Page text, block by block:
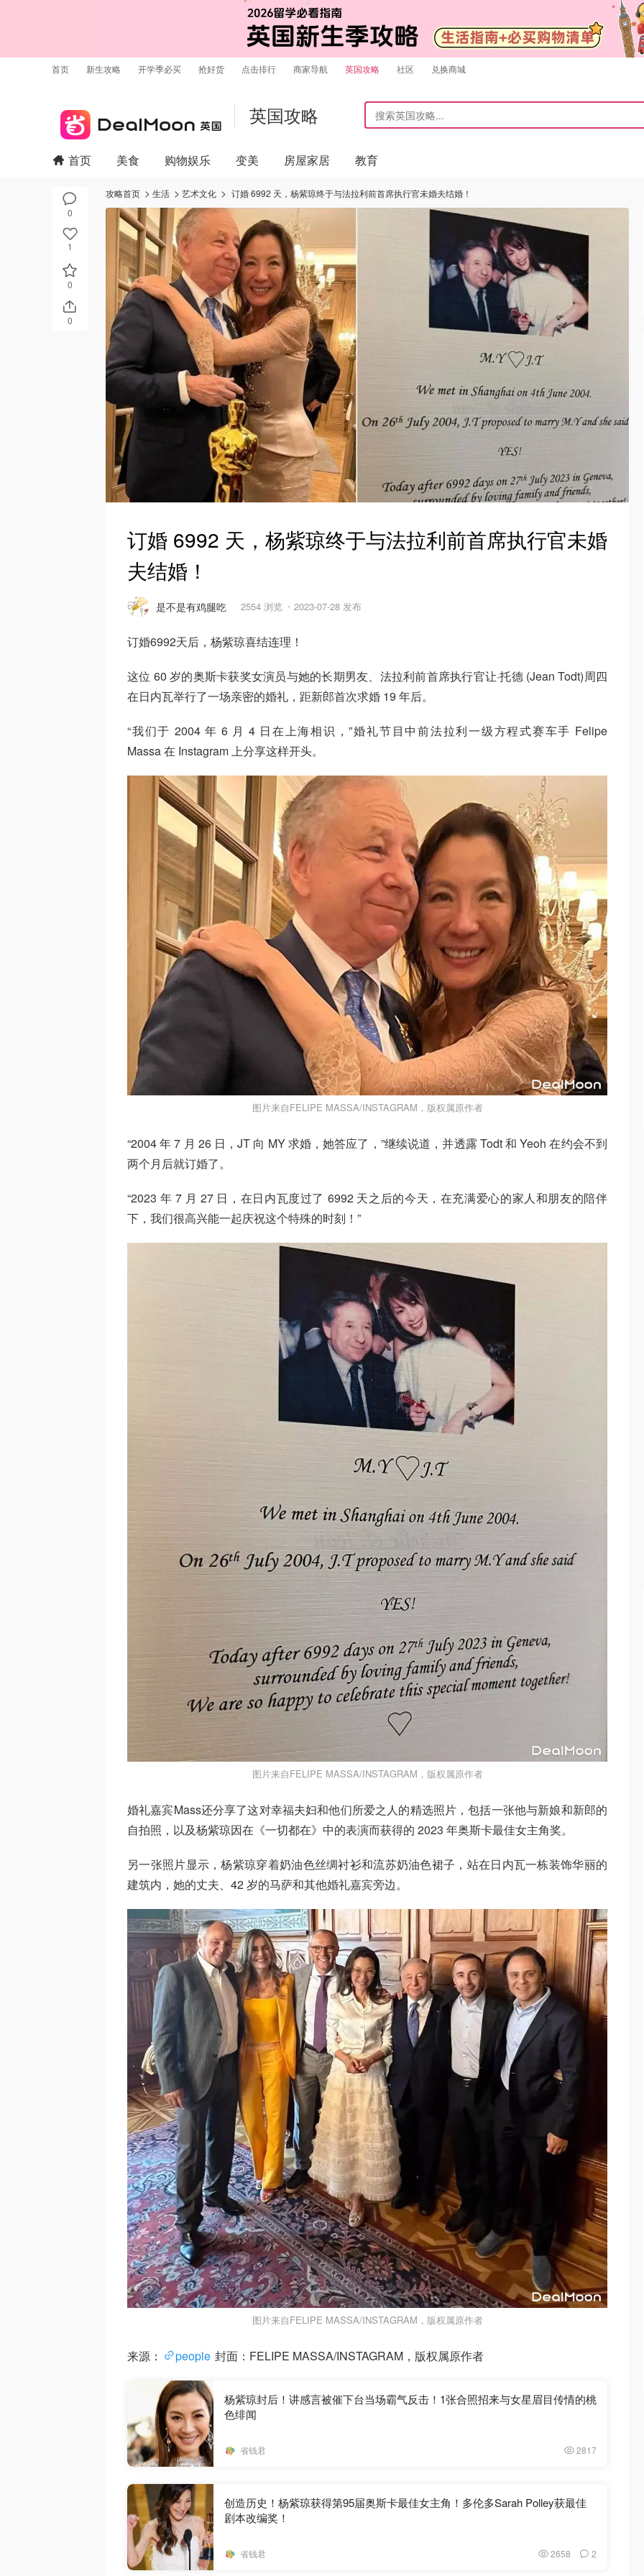
首页 新生攻略 开学季必买 抢好货 点击排行 商家导航 英国攻略 社区 兑换商城
英国攻略
0
1
0
0
首页 美食 购物娱乐 变美 房屋家居 教育
攻略首页 生活 艺术文化 订婚 6992 天，杨紫琼终于与法拉利前首席执行官未婚夫结婚！
订婚 6992 天，杨紫琼终于与法拉利前首席执行官未婚
夫结婚！
是不是有鸡腿吃 2554 浏览 2023-07-28 发布
订婚6992天后，杨紫琼喜结连理！
这位 60 岁的奥斯卡获奖女演员与她的长期男友、法拉利前首席执行官让·托德 (Jean Todt)周四
在日内瓦举行了一场亲密的婚礼，距新郎首次求婚 19 年后。
“我们于 2004 年 6 月 4 日在上海相识，”婚礼节目中前法拉利一级方程式赛车手 Felipe
Massa 在 Instagram 上分享这样开头。
图片来自FELIPE MASSA/INSTAGRAM，版权属原作者
“2004 年 7 月 26 日，JT 向 MY 求婚，她答应了，”继续说道，并透露 Todt 和 Yeoh 在约会不到
两个月后就订婚了。
“2023 年 7 月 27 日，在日内瓦度过了 6992 天之后的今天，在充满爱心的家人和朋友的陪伴
下，我们很高兴能一起庆祝这个特殊的时刻！”
图片来自FELIPE MASSA/INSTAGRAM，版权属原作者
婚礼嘉宾Mass还分享了这对幸福夫妇和他们所爱之人的精选照片，包括一张他与新娘和新郎的
自拍照，以及杨紫琼因在《一切都在》中的表演而获得的 2023 年奥斯卡最佳女主角奖。
另一张照片显示，杨紫琼穿着奶油色丝绸衬衫和流苏奶油色裙子，站在日内瓦一栋装饰华丽的
建筑内，她的丈夫、42 岁的马萨和其他婚礼嘉宾旁边。
图片来自FELIPE MASSA/INSTAGRAM，版权属原作者
来源： people 封面：FELIPE MASSA/INSTAGRAM，版权属原作者
杨紫琼封后！讲感言被催下台当场霸气反击！1张合照招来与女星眉目传情的桃
色绯闻
省钱君 2817
创造历史！杨紫琼获得第95届奥斯卡最佳女主角！多伦多Sarah Polley获最佳
剧本改编奖！
省钱君 2658 2